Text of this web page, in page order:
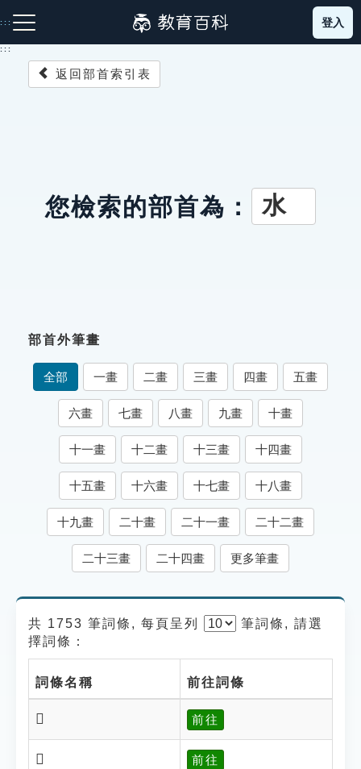
到
主
:::
成語故事
索引選單
知識索引
單字索引
生命大百科索引
遊戲專區
貓頭鷹博士
登入
:::
返回部首索引表
您檢索的部首為： 水
部首外筆畫
全部 一畫 二畫 三畫 四畫 五畫
六畫 七畫 八畫 九畫 十畫
十一畫 十二畫 十三畫 十四畫
十五畫 十六畫 十七畫 十八畫
十九畫 二十畫 二十一畫 二十二畫
二十三畫 二十四畫 更多筆畫
共 1753 筆詞條, 每頁呈列 筆詞條, 請選
擇詞條：
詞條名稱 前往詞條
𤄑 前往
𤄓 前往